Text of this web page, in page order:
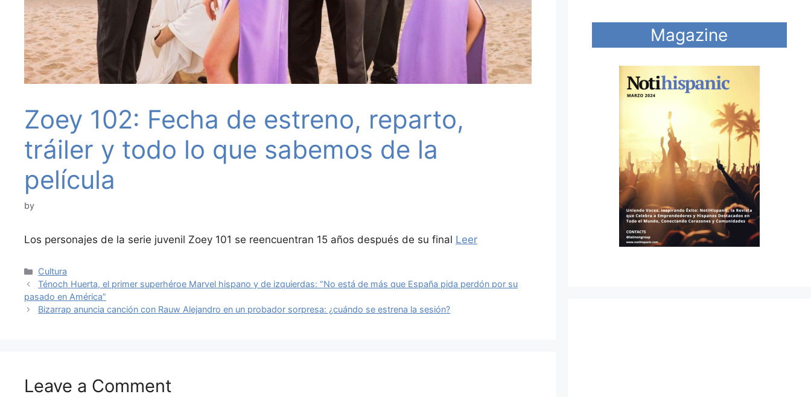
Zoey 102: Fecha de estreno, reparto,
tráiler y todo lo que sabemos de la
película
by
Los personajes de la serie juvenil Zoey 101 se reencuentran 15 años después de su final Leer
Categories
Cultura
Ténoch Huerta, el primer superhéroe Marvel hispano y de izquierdas: “No está de más que España pida perdón por su
pasado en América”
Bizarrap anuncia canción con Rauw Alejandro en un probador sorpresa: ¿cuándo se estrena la sesión?
Leave a Comment
Magazine